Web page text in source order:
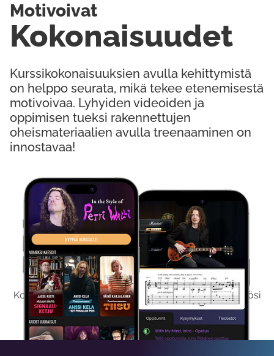
Kokeile Ilmaiseksi
Kokeilemalla ilmaiseksi saat koko sisältömme käyttöösi
viikon ajaksi.
Kurssikokonaisuuksien avulla kehittymistä
on helppo seurata, mikä tekee etenemisestä
motivoivaa. Lyhyiden videoiden ja
oppimisen tueksi rakennettujen
oheismateriaalien avulla treenaaminen on
innostavaa!
Kokonaisuudet
Motivoivat